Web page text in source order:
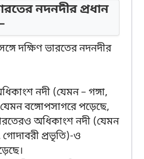
নদনদীর প্রধান
দক্ষিণ ভারতের নদনদীর
নদী (যেমন – গঙ্গা,
যেমন বঙ্গোপসাগরে পড়েছে,
অধিকাংশ নদী (যেমন
গোদাবরী প্রভৃতি)-ও